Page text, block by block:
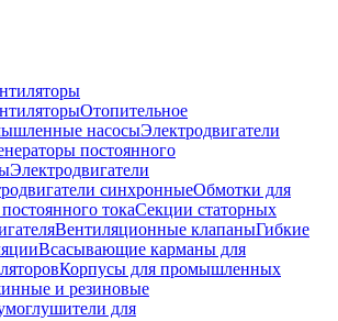
Отопительное
насосыЭлектродвигатели
постоянного
Электродвигатели
синхронныеОбмотки для
токаСекции статорных
Вентиляционные клапаныГибкие
Всасывающие карманы для
Корпусы для промышленных
и резиновые
для